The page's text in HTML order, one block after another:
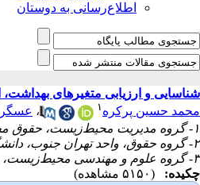
اطلاع‌رسانی به دوستان
شناسایی و ارزیابی متغیرهای
محمد حسین پرکره ۱ ، عسگر
۱- گروه مدیریت محیط‌زیست، حقوق محیط‌زیست، دانشکده منابع طبیعی و محیط‌زیست، واحد علوم و تحقیقات، دانشگاه آزاد اسلامی، تهران، ایران
۲- گروه حقوق، واحد تهران جنوب، دانشگاه پیام نور، تهران، ایران ،
۳- گروه علوم و مهندسی محیط‌زیست، دانشکده منابع طبیعی و محیط‌زیست، واحد علوم و تحقیقات، دانشگاه آزاد اسلامی، تهران، ایران
چکیده:
(۵۱۵۰ مشاهده)